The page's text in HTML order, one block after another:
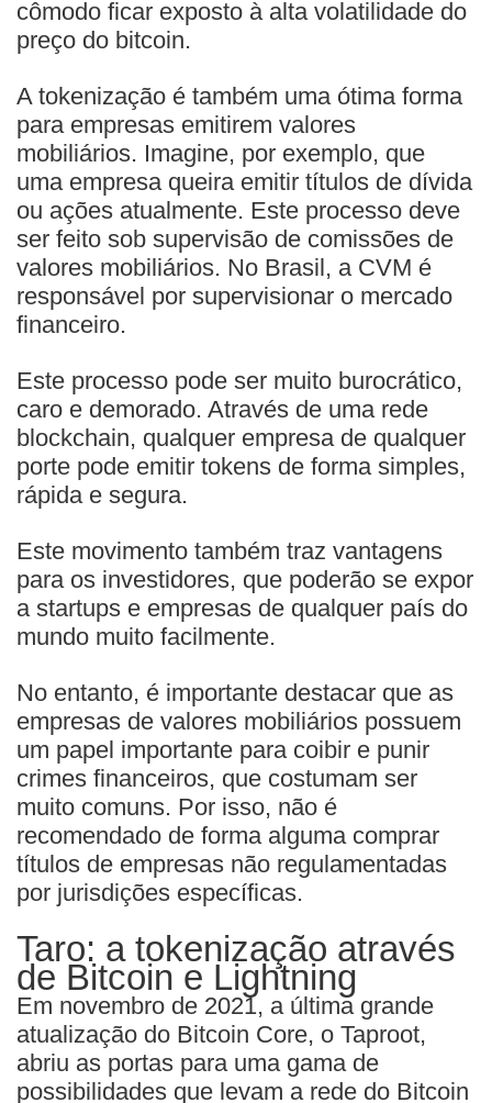
cômodo ficar exposto à alta volatilidade do
preço do bitcoin.
A tokenização é também uma ótima forma
para empresas emitirem valores
mobiliários. Imagine, por exemplo, que
uma empresa queira emitir títulos de dívida
ou ações atualmente. Este processo deve
ser feito sob supervisão de comissões de
valores mobiliários. No Brasil, a CVM é
responsável por supervisionar o mercado
financeiro.
Este processo pode ser muito burocrático,
caro e demorado. Através de uma rede
blockchain, qualquer empresa de qualquer
porte pode emitir tokens de forma simples,
rápida e segura.
Este movimento também traz vantagens
para os investidores, que poderão se expor
a startups e empresas de qualquer país do
mundo muito facilmente.
No entanto, é importante destacar que as
empresas de valores mobiliários possuem
um papel importante para coibir e punir
crimes financeiros, que costumam ser
muito comuns. Por isso, não é
recomendado de forma alguma comprar
títulos de empresas não regulamentadas
por jurisdições específicas.
Taro: a tokenização através
de Bitcoin e Lightning
Em novembro de 2021, a última grande
atualização do Bitcoin Core, o Taproot,
abriu as portas para uma gama de
possibilidades que levam a rede do Bitcoin